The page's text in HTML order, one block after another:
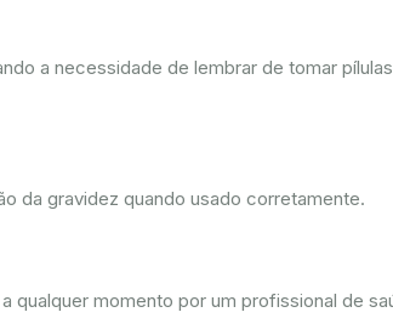
a necessidade de lembrar de tomar
da gravidez quando usado corretamente.
momento por um profissional de